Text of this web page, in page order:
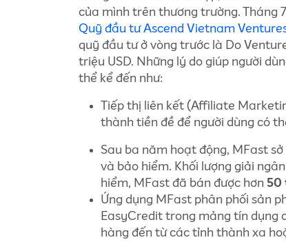
của mình trên thương trường. Tháng
Quỹ đầu tư Ascend Vietnam
quỹ đầu tư ở vòng trước là Do
triệu USD. Những lý do giúp người
thể kể đến như:
Tiếp thị liên kết (Affiliate
thành tiền đề để người dùng có
Sau ba năm hoạt động, MFast sở
và bảo hiểm. Khối lượng giải
hiểm, MFast đã bán được hơn 50
Ứng dụng MFast phân phối sản
EasyCredit trong mảng tín dụng
hàng đến từ các tỉnh thành xa